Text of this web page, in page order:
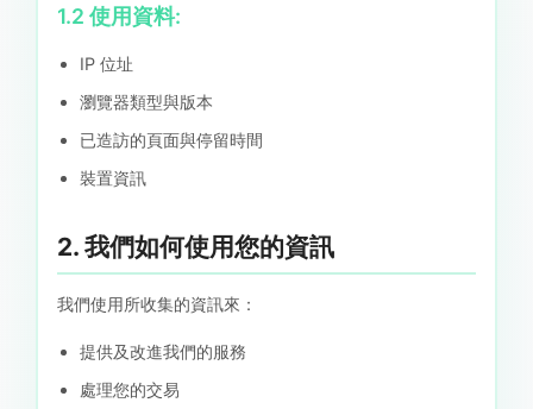
1.2 使用資料:
IP 位址
瀏覽器類型與版本
已造訪的頁面與停留時間
裝置資訊
2. 我們如何使用您的資訊
我們使用所收集的資訊來：
提供及改進我們的服務
處理您的交易